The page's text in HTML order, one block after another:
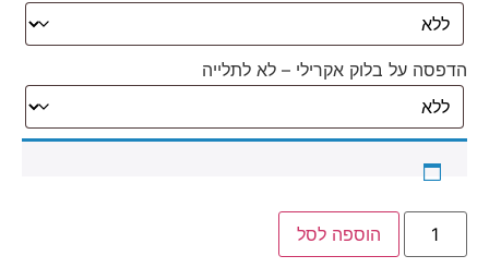
הדפסה על בלוק אקרילי – לא לתלייה
הוספה לסל